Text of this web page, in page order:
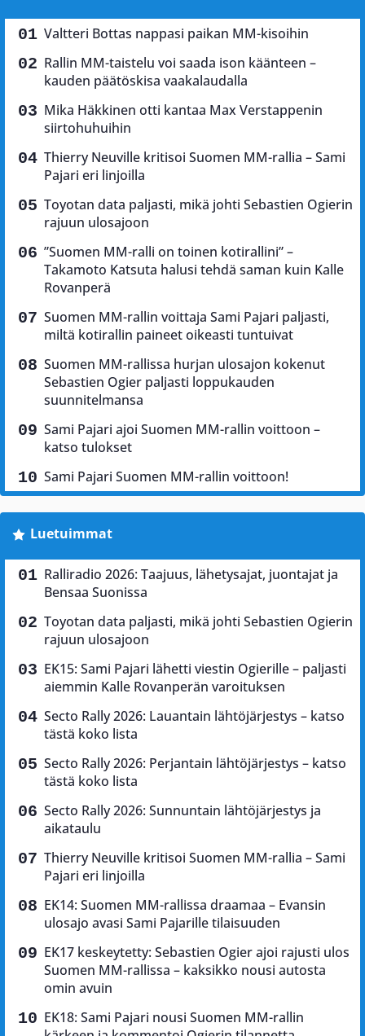
Valtteri Bottas nappasi paikan MM-kisoihin
Rallin MM-taistelu voi saada ison käänteen –
kauden päätöskisa vaakalaudalla
Mika Häkkinen otti kantaa Max Verstappenin
siirtohuhuihin
Thierry Neuville kritisoi Suomen MM-rallia – Sami
Pajari eri linjoilla
Toyotan data paljasti, mikä johti Sebastien Ogierin
rajuun ulosajoon
”Suomen MM-ralli on toinen kotirallini” –
Takamoto Katsuta halusi tehdä saman kuin Kalle
Rovanperä
Suomen MM-rallin voittaja Sami Pajari paljasti,
miltä kotirallin paineet oikeasti tuntuivat
Suomen MM-rallissa hurjan ulosajon kokenut
Sebastien Ogier paljasti loppukauden
suunnitelmansa
Sami Pajari ajoi Suomen MM-rallin voittoon –
katso tulokset
Sami Pajari Suomen MM-rallin voittoon!
Luetuimmat
Ralliradio 2026: Taajuus, lähetysajat, juontajat ja
Bensaa Suonissa
Toyotan data paljasti, mikä johti Sebastien Ogierin
rajuun ulosajoon
EK15: Sami Pajari lähetti viestin Ogierille – paljasti
aiemmin Kalle Rovanperän varoituksen
Secto Rally 2026: Lauantain lähtöjärjestys – katso
tästä koko lista
Secto Rally 2026: Perjantain lähtöjärjestys – katso
tästä koko lista
Secto Rally 2026: Sunnuntain lähtöjärjestys ja
aikataulu
Thierry Neuville kritisoi Suomen MM-rallia – Sami
Pajari eri linjoilla
EK14: Suomen MM-rallissa draamaa – Evansin
ulosajo avasi Sami Pajarille tilaisuuden
EK17 keskeytetty: Sebastien Ogier ajoi rajusti ulos
Suomen MM-rallissa – kaksikko nousi autosta
omin avuin
EK18: Sami Pajari nousi Suomen MM-rallin